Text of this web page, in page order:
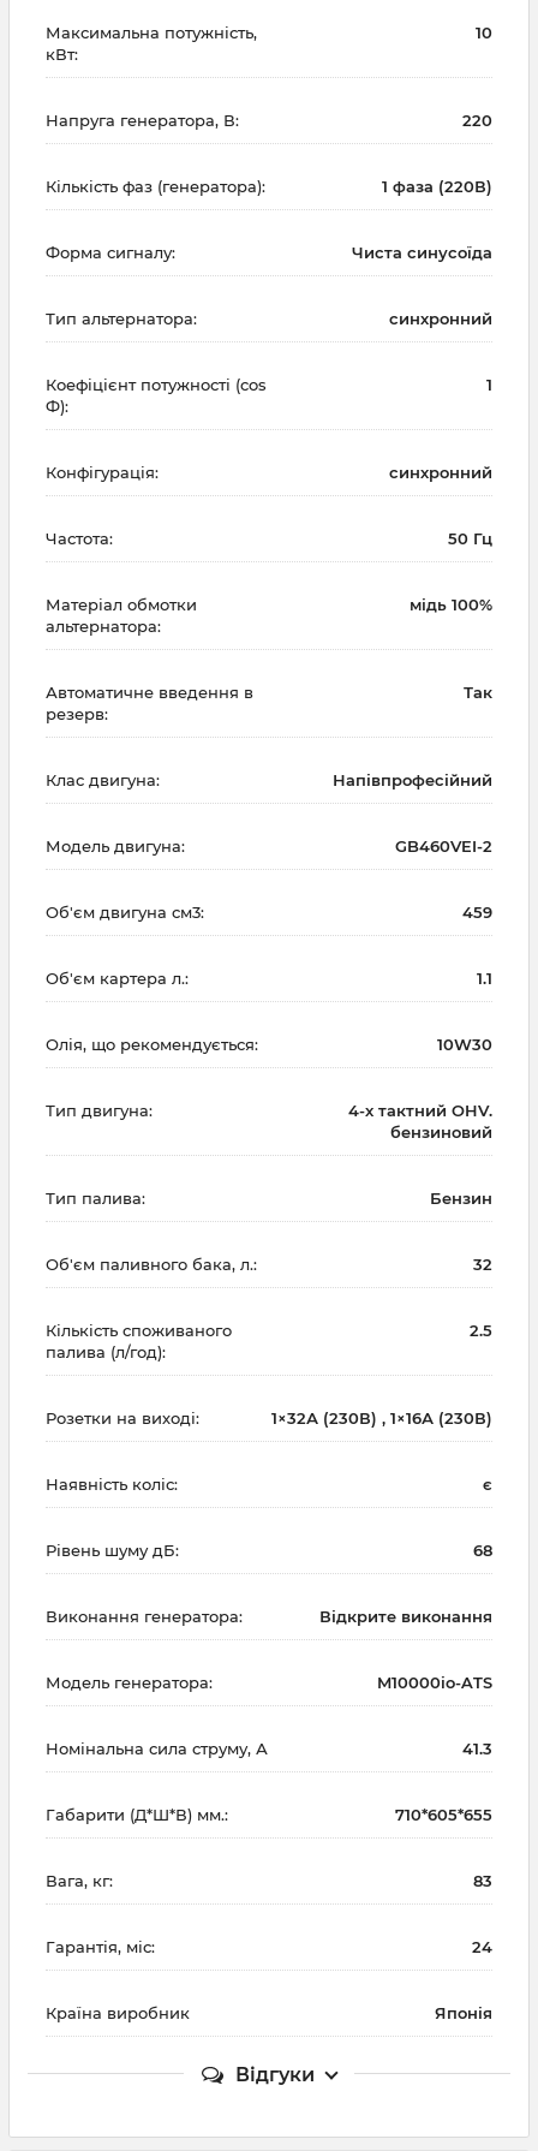
Максимальна потужність,
кВт:
10
Напруга генератора, В: 220
Кількість фаз (генератора): 1 фаза (220В)
Форма сигналу: Чиста синусоїда
Тип альтернатора: синхронний
Коефіцієнт потужності (cos
Ф):
1
Конфігурація: синхронний
Частота: 50 Гц
Матеріал обмотки
альтернатора:
мідь 100%
Автоматичне введення в
резерв:
Так
Клас двигуна: Напівпрофесійний
Модель двигуна: GB460VEI-2
Об'єм двигуна см3: 459
Об'єм картера л.: 1.1
Олія, що рекомендується: 10W30
Тип двигуна:
4-х тактний OHV.
бензиновий
Тип палива: Бензин
Об'єм паливного бака, л.: 32
Кількість споживаного
палива (л/год):
2.5
Розетки на виході: 1×32А (230В) , 1×16А (230В)
Наявність коліс: є
Рівень шуму дБ: 68
Виконання генератора: Відкрите виконання
Модель генератора: M10000io-ATS
Номінальна сила струму, А 41.3
Габарити (Д*Ш*В) мм.: 710*605*655
Вага, кг: 83
Гарантія, міс: 24
Країна виробник Японія
Відгуки